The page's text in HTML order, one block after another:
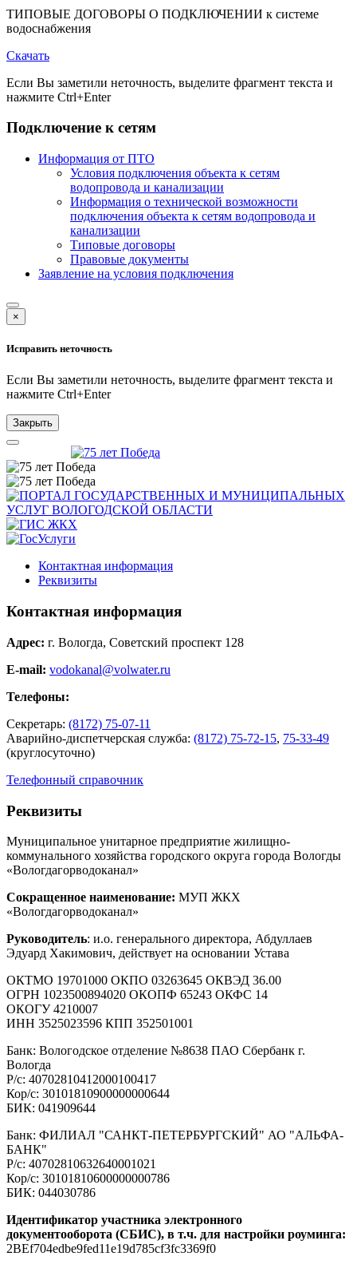
ТИПОВЫЕ ДОГОВОРЫ О ПОДКЛЮЧЕНИИ к системе
водоснабжения
Скачать
Если Вы заметили неточность, выделите фрагмент текста и
нажмите Ctrl+Enter
Подключение к сетям
Информация от ПТО
Условия подключения объекта к сетям
водопровода и канализации
Информация о технической возможности
подключения объекта к сетям водопровода и
канализации
Типовые договоры
Правовые документы
Заявление на условия подключения
×
Исправить неточность
Если Вы заметили неточность, выделите фрагмент текста и
нажмите Ctrl+Enter
Закрыть
Контактная информация
Реквизиты
Контактная информация
Адрес: г. Вологда, Советский проспект 128
E-mail: vodokanal@volwater.ru
Телефоны:
Секретарь: (8172) 75-07-11
Аварийно-диспетчерская служба: (8172) 75-72-15, 75-33-49
(круглосуточно)
Телефонный справочник
Реквизиты
Муниципальное унитарное предприятие жилищно-
коммунального хозяйства городского округа города Вологды
«Вологдагорводоканал»
Сокращенное наименование: МУП ЖКХ
«Вологдагорводоканал»
Руководитель: и.о. генерального директора, Абдуллаев
Эдуард Хакимович, действует на основании Устава
ОКТМО 19701000 ОКПО 03263645 ОКВЭД 36.00
ОГРН 1023500894020 ОКОПФ 65243 ОКФС 14
ОКОГУ 4210007
ИНН 3525023596 КПП 352501001
Банк: Вологодское отделение №8638 ПАО Сбербанк г.
Вологда
Р/с: 40702810412000100417
Кор/с: 30101810900000000644
БИК: 041909644
Банк: ФИЛИАЛ "САНКТ-ПЕТЕРБУРГСКИЙ" АО "АЛЬФА-
БАНК"
Р/с: 40702810632640001021
Кор/с: 30101810600000000786
БИК: 044030786
Идентификатор участника электронного
документооборота (СБИС), в т.ч. для настройки роуминга:
2BEf704edbe9fed11e19d785cf3fc3369f0